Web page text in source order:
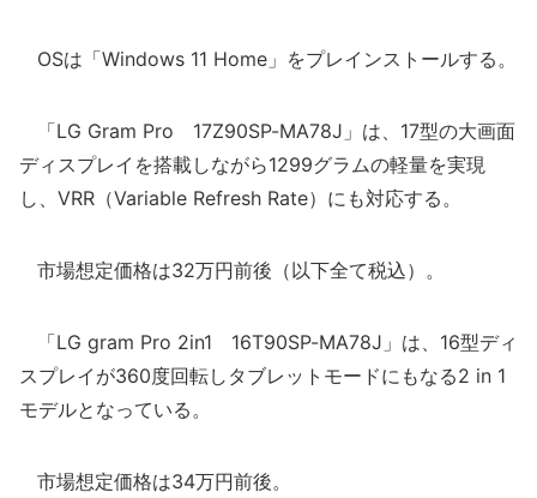
OSは「Windows 11 Home」をプレインストールする。
「LG Gram Pro 17Z90SP-MA78J」は、17型の大画面
ディスプレイを搭載しながら1299グラムの軽量を実現
し、VRR（Variable Refresh Rate）にも対応する。
市場想定価格は32万円前後（以下全て税込）。
「LG gram Pro 2in1 16T90SP-MA78J」は、16型ディ
スプレイが360度回転しタブレットモードにもなる2 in 1
モデルとなっている。
市場想定価格は34万円前後。